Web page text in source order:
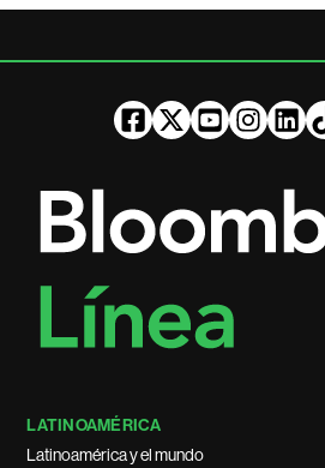
LATINOAMÉRICA
Latinoamérica y el mundo